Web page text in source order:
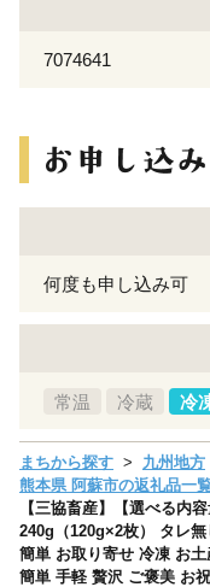
7074641
何度も申し込み可
常温 冷蔵 冷
まちから探す 九州地方
熊本県 阿蘇市の返礼品一
【三協畜産】【選べる内
240g（120g×2枚） タレ
簡単 お取り寄せ 冷凍 お
簡単 手軽 贅沢 ご褒美 お